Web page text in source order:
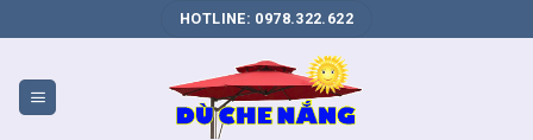
VỤ
WEB
HOTLINE: 0978.322.622